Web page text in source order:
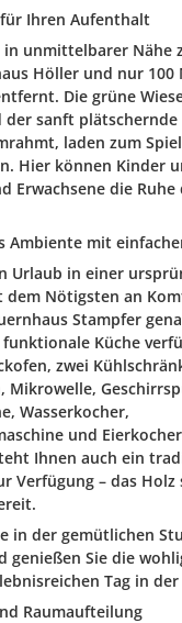
Ihren Aufenthalt
in unmittelbarer Nähe
Höller und nur 100
Die grüne
der sanft plätschernde
laden zum
Hier können Kinder
Erwachsene die
Ambiente mit
Urlaub in einer
dem Nötigsten an
Stampfer
Küche
zwei
Mikrowelle,
Wasserkocher,
und
Ihnen auch ein
Verfügung – das
in der gemütlichen
genießen Sie die
Tag in
Raumaufteilung